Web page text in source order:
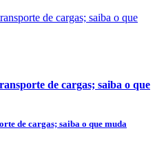
de cargas; saiba o que
de cargas; saiba o que muda